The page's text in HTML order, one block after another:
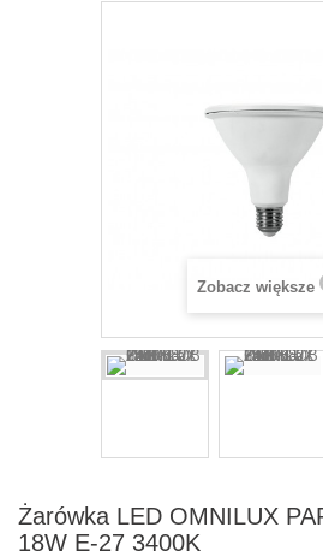
Zobacz większe
Żarówka LED OMNILUX
18W E-27 3400K